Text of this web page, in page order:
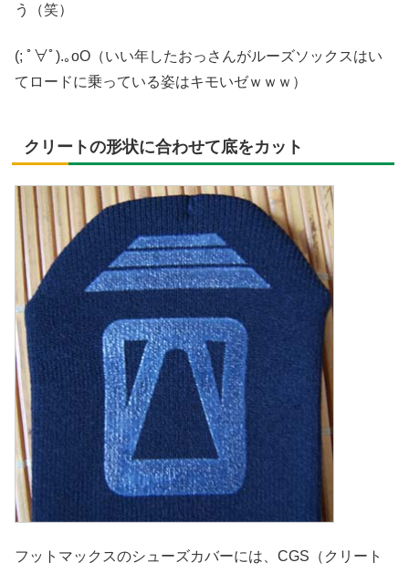
う（笑）
(; ﾟ∀ﾟ).｡oO（いい年したおっさんがルーズソックスはい
てロードに乗っている姿はキモいゼｗｗｗ）
クリートの形状に合わせて底をカット
フットマックスのシューズカバーには、CGS（クリート